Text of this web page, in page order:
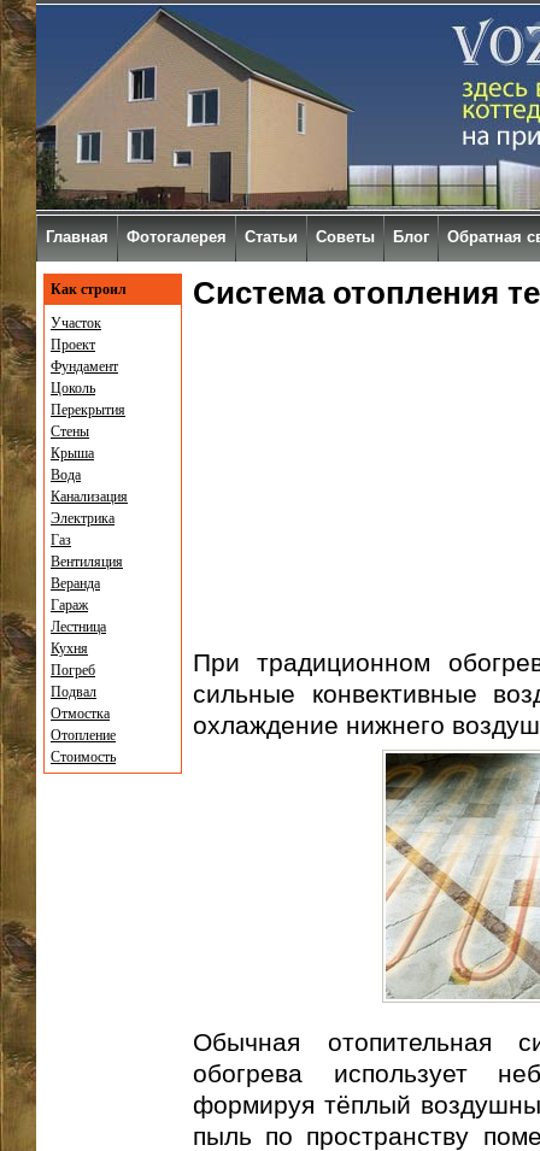
Система отопления
При традиционном
сильные конвективные
охлаждение нижнего
Обычная отопительная
обогрева использует
формируя тёплый
пыль по пространству
Как строил
Участок
Проект
Фундамент
Цоколь
Перекрытия
Стены
Крыша
Вода
Канализация
Электрика
Газ
Вентиляция
Веранда
Гараж
Лестница
Кухня
Погреб
Подвал
Отмостка
Отопление
Стоимость
Главная Фотогалерея Статьи Советы Блог Обратная